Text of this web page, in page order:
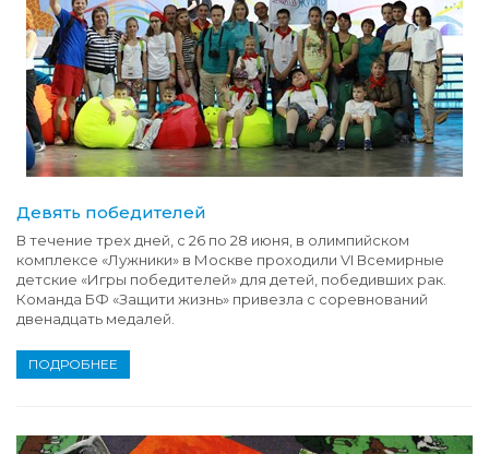
Девять победителей
В течение трех дней, с 26 по 28 июня, в олимпийском
комплексе «Лужники» в Москве проходили VI Всемирные
детские «Игры победителей» для детей, победивших рак.
Команда БФ «Защити жизнь» привезла с соревнований
двенадцать медалей.
ПОДРОБНЕЕ